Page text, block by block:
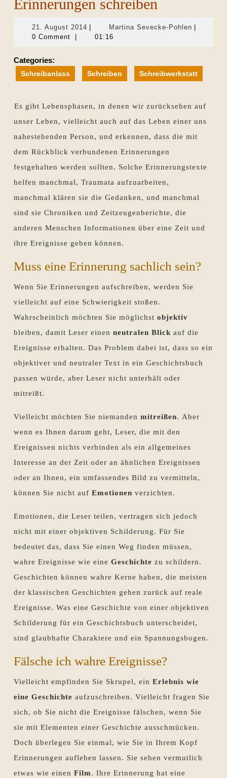
Erinnerungen schreiben
21. August 2014 21.
August
Martina Sevecke-PohlenMartina
0 Comment
01:16
Categories:
Schreibanlass Schreiben Schreibwerkstatt
Es gibt Lebensphasen, in denen wir zurücksehen auf
unser Leben, vielleicht auch auf das Leben einer uns
nahestehenden Person, und erkennen, dass die mit
dem Rückblick verbundenen Erinnerungen
festgehalten werden sollten. Solche Erinnerungstexte
helfen manchmal, Traumata aufzuarbeiten,
manchmal klären sie die Gedanken, und manchmal
sind sie Chroniken und Zeitzeugenberichte, die
anderen Menschen Informationen über eine Zeit und
ihre Ereignisse geben können.
Muss eine Erinnerung sachlich sein?
Wenn Sie Erinnerungen aufschreiben, werden Sie
vielleicht auf eine Schwierigkeit stoßen.
Wahrscheinlich möchten Sie möglichst objektiv
bleiben, damit Leser einen neutralen Blick auf die
Ereignisse erhalten. Das Problem dabei ist, dass so ein
objektiver und neutraler Text in ein Geschichtsbuch
passen würde, aber Leser nicht unterhält oder
mitreißt.
Vielleicht möchten Sie niemanden mitreißen. Aber
wenn es Ihnen darum geht, Leser, die mit den
Ereignissen nichts verbinden als ein allgemeines
Interesse an der Zeit oder an ähnlichen Ereignissen
oder an Ihnen, ein umfassendes Bild zu vermitteln,
können Sie nicht auf Emotionen verzichten.
Emotionen, die Leser teilen, vertragen sich jedoch
nicht mit einer objektiven Schilderung. Für Sie
bedeutet das, dass Sie einen Weg finden müssen,
wahre Ereignisse wie eine Geschichte zu schildern.
Geschichten können wahre Kerne haben, die meisten
der klassischen Geschichten gehen zurück auf reale
Ereignisse. Was eine Geschichte von einer objektiven
Schilderung für ein Geschichtsbuch unterscheidet,
sind glaubhafte Charaktere und ein Spannungsbogen.
Fälsche ich wahre Ereignisse?
Vielleicht empfinden Sie Skrupel, ein Erlebnis wie
eine Geschichte aufzuschreiben. Vielleicht fragen Sie
sich, ob Sie nicht die Ereignisse fälschen, wenn Sie
sie mit Elementen einer Geschichte ausschmücken.
Doch überlegen Sie einmal, wie Sie in Ihrem Kopf
Erinnerungen aufleben lassen. Sie sehen vermutlich
etwas wie einen Film. Ihre Erinnerung hat eine